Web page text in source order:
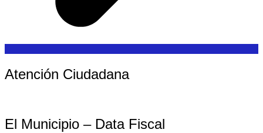
Atención Ciudadana
El Municipio – Data Fiscal